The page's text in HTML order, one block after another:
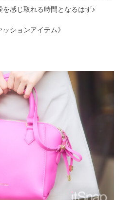
感じ取れる時間となるはず♪
ションアイテム》